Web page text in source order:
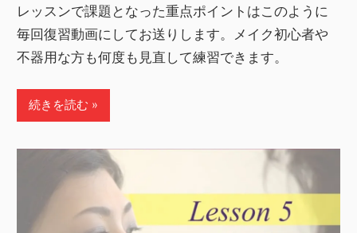
レッスンで課題となった重点ポイントはこのように
毎回復習動画にしてお送りします。メイク初心者や
不器用な方も何度も見直して練習できます。
続きを読む